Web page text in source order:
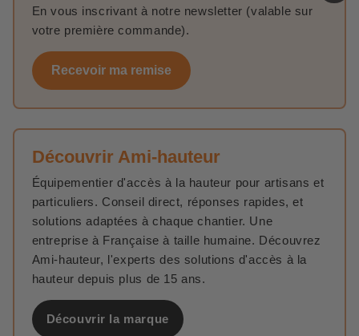
En vous inscrivant à notre newsletter (valable sur
votre première commande).
Recevoir ma remise
Découvrir Ami-hauteur
Équipementier d'accès à la hauteur pour artisans et
particuliers. Conseil direct, réponses rapides, et
solutions adaptées à chaque chantier. Une
entreprise à Française à taille humaine. Découvrez
Ami-hauteur, l'experts des solutions d'accès à la
hauteur depuis plus de 15 ans.
Découvrir la marque